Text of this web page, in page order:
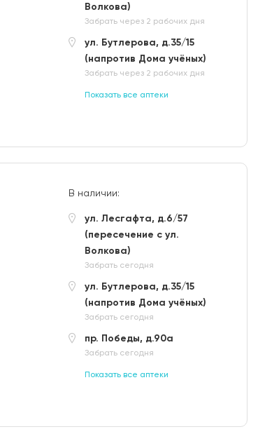
Волкова)
Забрать через 2 рабочих дня
ул. Бутлерова, д.35/15
(напротив Дома учёных)
Забрать через 2 рабочих дня
Показать все аптеки
В наличии:
ул. Лесгафта, д.6/57
(пересечение с ул.
Волкова)
Забрать сегодня
ул. Бутлерова, д.35/15
(напротив Дома учёных)
Забрать сегодня
пр. Победы, д.90а
Забрать сегодня
Показать все аптеки